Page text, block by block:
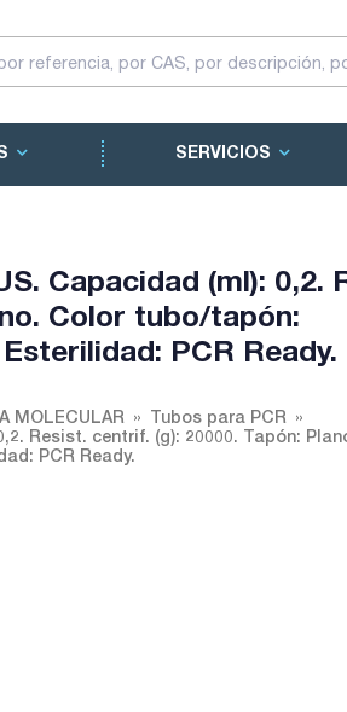
SERVICIOS
Capacidad (ml): 0,2.
Color tubo/tapón:
PCR Ready.
MOLECULAR
Tubos para PCR
Resist. centrif. (g): 20000. Tapón:
PCR Ready.